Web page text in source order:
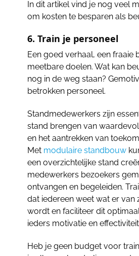
In dit artikel vind je nog veel
om kosten te besparen als
6. Train je personeel
Een goed verhaal, een fraaie
meetbare doelen. Wat kan
nog in de weg staan?
betrokken personeel.
Standmedewerkers zijn
stand brengen van
en het aantrekken van
Met modulaire standbouw
een overzichtelijke stand
medewerkers bezoekers
ontvangen en begeleiden.
dat iedereen weet wat er van
wordt en faciliteer dit
ieders motivatie en
Heb je geen budget voor